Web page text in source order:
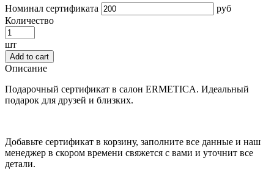
Номинал сертификата
руб
Количество
Электронный
подарочный
сертификат
quantity
шт
Add to cart
Описание
Подарочный сертификат в салон ERMETICA. Идеальный
подарок для друзей и близких.
Добавьте сертификат в корзину, заполните все данные и наш
менеджер в скором времени свяжется с вами и уточнит все
детали.